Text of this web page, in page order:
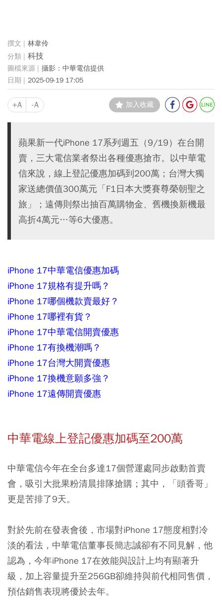
林韋伶
科技
攝影：中華電信提供
2025-09-19 17:05
+A -A 加入收藏
蘋果新一代iPhone 17系列週五（9/19）在台開
賣，三大電信業者祭出各種優惠搶市。以中華電
信來說，線上登記優惠加碼到200萬；台灣大獨
家送總價值300萬元「F1日本大獎賽尊榮朝聖之
旅」；遠傳則祭出抽百萬購物金、舊機換新機最
高折4萬元…等6大優惠。
iPhone 17中華電信優惠加碼
iPhone 17規格有提升嗎？
iPhone 17哪個機款賣最好？
iPhone 17哪裡有貨？
iPhone 17中華電信開賣優惠
iPhone 17有換機潮嗎？
iPhone 17台灣大開賣優惠
iPhone 17換機意願多強？
iPhone 17遠傳開賣優惠
中華電線上登記優惠加碼至200萬
中華電信今年在全台多達17個營運處同步啟動首賣
會，吸引大批果粉清晨排隊搶購；其中，「頭香哥」
更是苦排了9天。
對於先前在發表會後，市場對iPhone 17態度相對冷
淡的看法，中華電信董事長簡志誠卻有不同見解，他
認為，今年iPhone 17在效能與設計上均有顯著升
級，加上容量提升至256GB卻維持與前代相同售價，
預估銷售表現將優於去年。